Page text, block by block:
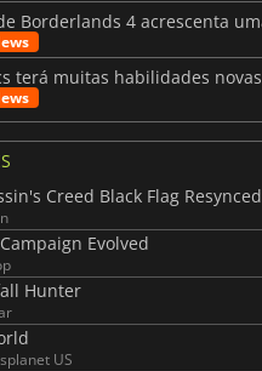
terá muitas habilidades novas
Creed Black Flag Resynced
Evolved
Hunter
US